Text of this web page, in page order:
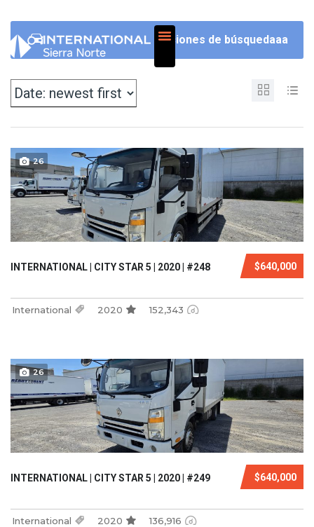
Opciones de búsquedaaa
26
$640,000
INTERNATIONAL | CITY STAR 5 | 2020 | #248
International 2020 152,343
26
$640,000
INTERNATIONAL | CITY STAR 5 | 2020 | #249
International 2020 136,916